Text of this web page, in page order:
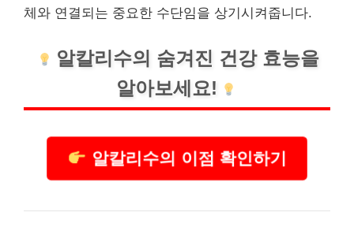
체와 연결되는 중요한 수단임을 상기시켜줍니다.
알칼리수의 숨겨진 건강효능을
알아보세요!
알칼리수의 이점 확인하기